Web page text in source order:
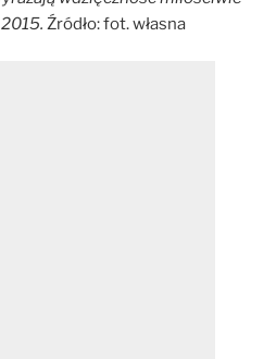
Źródło: fot. własna